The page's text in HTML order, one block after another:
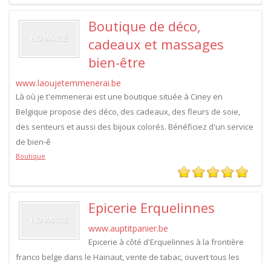
Boutique de déco,
cadeaux et massages
bien-être
www.laoujetemmenerai.be
Là où je t'emmenerai est une boutique située à Ciney en
Belgique propose des déco, des cadeaux, des fleurs de soie,
des senteurs et aussi des bijoux colorés. Bénéficiez d'un service
de bien-ê
Boutique
Epicerie Erquelinnes
www.auptitpanier.be
Epicerie à côté d'Erquelinnes à la frontière
franco belge dans le Hainaut, vente de tabac, ouvert tous les